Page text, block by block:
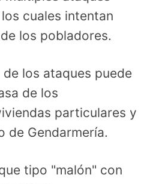
cuales intentan
los pobladores.
los ataques puede
de los
particulares y
de Gendarmería.
tipo "malón" con